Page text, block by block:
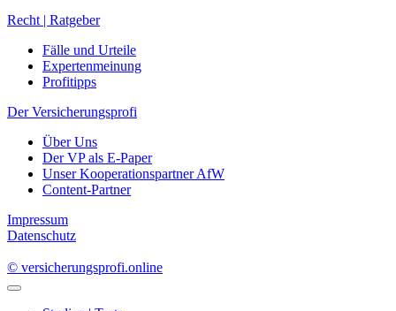
Recht | Ratgeber
Fälle und Urteile
Expertenmeinung
Profitipps
Der Versicherungsprofi
Über Uns
Der VP als E-Paper
Unser Kooperationspartner AfW
Content-Partner
Impressum
Datenschutz
© versicherungsprofi.online